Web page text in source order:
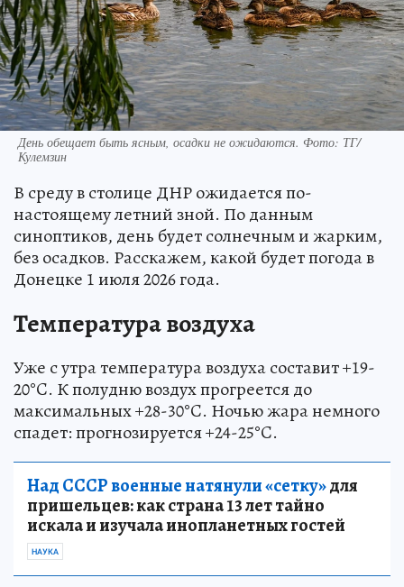
День обещает быть ясным, осадки не ожидаются. Фото: ТГ/
Кулемзин
В среду в столице ДНР ожидается по-
настоящему летний зной. По данным
синоптиков, день будет солнечным и жарким,
без осадков. Расскажем, какой будет погода в
Донецке 1 июля 2026 года.
Температура воздуха
Уже с утра температура воздуха составит +19-
20°C. К полудню воздух прогреется до
максимальных +28-30°C. Ночью жара немного
спадет: прогнозируется +24-25°C.
Над СССР военные натянули «сетку»для
пришельцев: как страна 13 лет тайно
искала и изучала инопланетных гостей
НАУКА